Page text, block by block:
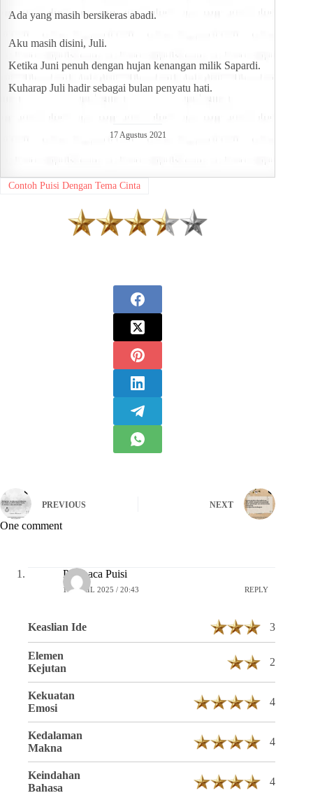
Ada yang masih bersikeras abadi.
Aku masih disini, Juli.
Ketika Juni penuh dengan hujan kenangan milik Sapardi.
Kuharap Juli hadir sebagai bulan penyatu hati.
17 Agustus 2021
Contoh Puisi Dengan Tema Cinta
PREVIOUS NEXT
One comment
Pembaca Puisi
16 APRIL 2025 / 20:43 REPLY
Keaslian Ide 3
Elemen
Kejutan
2
Kekuatan
Emosi
4
Kedalaman
Makna
4
Keindahan
Bahasa
4